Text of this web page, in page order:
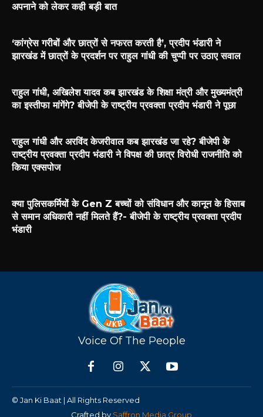
अपनाने को लेकर कही बड़ी बात
‘कांग्रेस गरीबों और छात्रों से नफरत करती है’, प्रदीप भंडारी ने
झारखंड में छात्रों के प्रदर्शन पर राहुल गांधी की चुप्पी पर उठाए सवाल
राहुल गांधी, अखिलेश यादव कब झारखंड के शिक्षा मंत्री और मुख्यमंत्री
का इस्तीफा मांगेंगे? बीजेपी के राष्ट्रीय प्रवक्ता प्रदीप भंडारी ने पूछा
राहुल गांधी और अरविंद केजरीवाल कब झारखंड जा रहे? बीजेपी के
राष्ट्रीय प्रवक्ता प्रदीप भंडारी ने विपक्ष की छात्र विरोधी राजनीति को
किया एक्सपोज
क्या पुलिसकर्मियों के Gen Z बच्चों को संविधान और कानून के हिसाब
से समान अधिकारी नहीं मिलते हैं?- बीजेपी के राष्ट्रीय प्रवक्ता प्रदीप
भंडारी
Voice Of The People
© Jan Ki Baat | All Rights Reserved
Crafted by Saffron Media Group